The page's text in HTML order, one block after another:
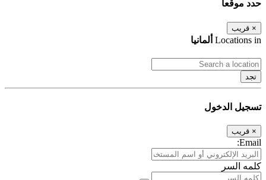
حدد موقعا
× قريب
Locations in ألمانيا
تجد
تسجيل الدخول
× قريب
Email:
كلمه السر